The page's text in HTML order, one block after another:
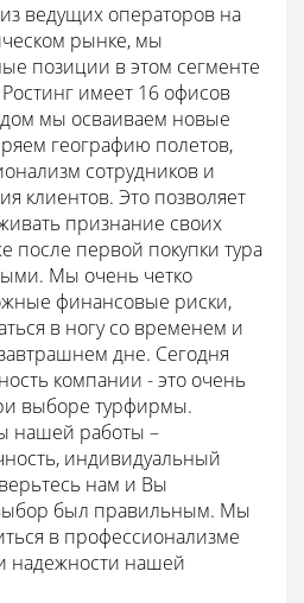
ведущих операторов на
рынке, мы
позиции в этом сегменте
имеет 16 офисов
мы осваиваем новые
географию полетов,
сотрудников и
клиентов. Это позволяет
признание своих
после первой покупки тура
Мы очень четко
финансовые риски,
в ногу со временем и
дне. Сегодня
компании - это очень
выборе турфирмы.
нашей работы –
индивидуальный
нам и Вы
был правильным. Мы
в профессионализме
надежности нашей